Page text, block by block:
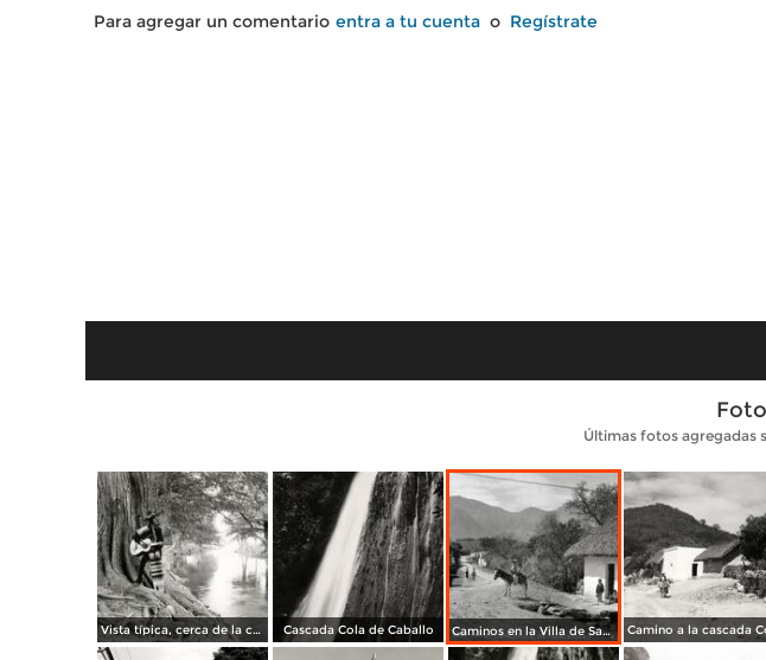
Para agregar un comentario entra a tu cuenta o Regístrate
Últimas fotos agregadas
Vista típica, cerca de la cascada Cola de Caballo Cascada Cola de Caballo Caminos en la Villa de Santiago